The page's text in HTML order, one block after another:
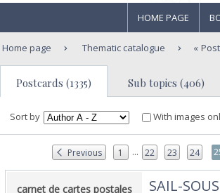
HOME PAGE
Home page Thematic catalogue
Postcards (1335) Sub topics (406)
Sort by With images
Previous 1 ... 22 23 24
‎carnet de cartes postales
‎SAIL-